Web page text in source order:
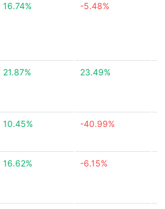
16.74% -5.48%
21.87% 23.49%
10.45% -40.99%
16.62% -6.15%